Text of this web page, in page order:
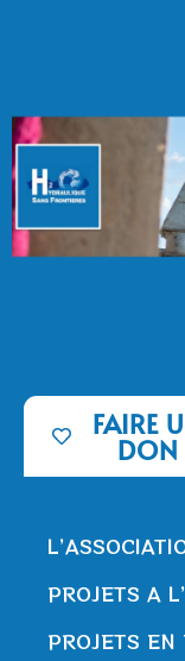
FAIRE
DON
PROJETS A
PROJETS EN